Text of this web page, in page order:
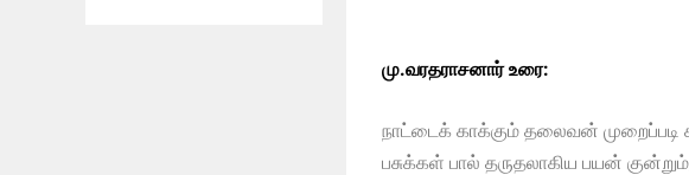
மு.வரதராசனார் உரை:
நாட்டைக் காக்கும் தலைவன் முறைப்படி
பசுக்கள் பால் தருதலாகிய பயன்